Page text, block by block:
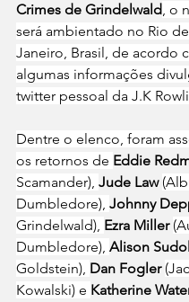
Crimes de Grindelwald, o
será ambientado no Rio de
Janeiro, Brasil, de acordo
algumas informações
twitter pessoal da J.K
Dentre o elenco, foram
os retornos de Eddie
Scamander), Jude Law
Dumbledore), Johnny
Grindelwald), Ezra Miller
Dumbledore), Alison Sudol
Goldstein), Dan Fogler
Kowalski) e Katherine